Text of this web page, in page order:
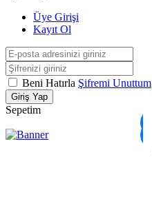
Üye Girişi
Kayıt Ol
Beni Hatırla Şifremi Unuttum
Giriş Yap
Sepetim